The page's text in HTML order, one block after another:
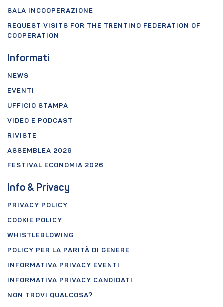
SALA INCOOPERAZIONE
REQUEST VISITS FOR THE TRENTINO FEDERATION OF
COOPERATION
Informati
NEWS
EVENTI
UFFICIO STAMPA
VIDEO E PODCAST
RIVISTE
ASSEMBLEA 2026
FESTIVAL ECONOMIA 2026
Info & Privacy
PRIVACY POLICY
COOKIE POLICY
WHISTLEBLOWING
POLICY PER LA PARITÀ DI GENERE
INFORMATIVA PRIVACY EVENTI
INFORMATIVA PRIVACY CANDIDATI
NON TROVI QUALCOSA?